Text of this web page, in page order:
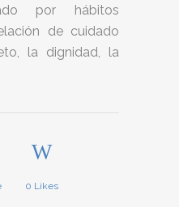
por hábitos
de cuidado
la dignidad, la
0 Likes